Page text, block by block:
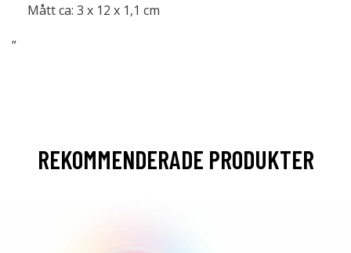
Mått ca: 3 x 12 x 1,1 cm
”
REKOMMENDERADE PRODUKTER